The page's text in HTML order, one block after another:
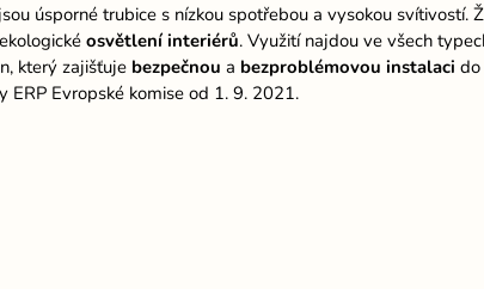
jsou úsporné trubice s nízkou spotřebou a vysokou svítivostí.
osvětlení interiérů. Využití najdou ve všech
který zajišťuje bezpečnou a bezproblémovou instalaci do
ERP Evropské komise od 1. 9. 2021.